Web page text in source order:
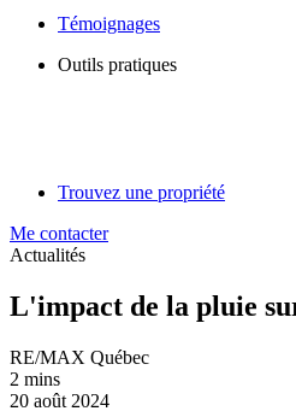
Témoignages
Outils pratiques
Trouvez une propriété
Me contacter
Actualités
L'impact de la pluie
RE/MAX Québec
2 mins
20 août 2024